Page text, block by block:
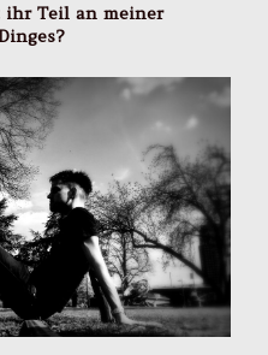
ihr Teil an meiner